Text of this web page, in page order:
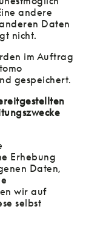
andere
Daten
nicht.
im Auftrag
gespeichert.
Erhebung
Daten,
wir auf
selbst